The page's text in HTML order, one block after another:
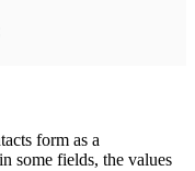
form as a
some fields, the values